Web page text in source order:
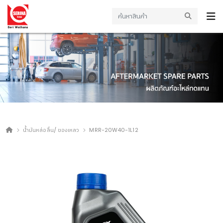
น้ำมันหล่อลื่น/ ของเหลว MRR-20W40-1L12